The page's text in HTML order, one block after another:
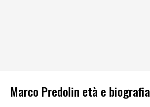
Marco Predolin età e biografia